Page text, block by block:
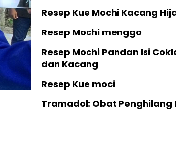
Resep Kue Mochi Kacang
Resep Mochi menggo
Resep Mochi Pandan Isi
dan Kacang
Resep Kue moci
Tramadol: Obat Penghilang